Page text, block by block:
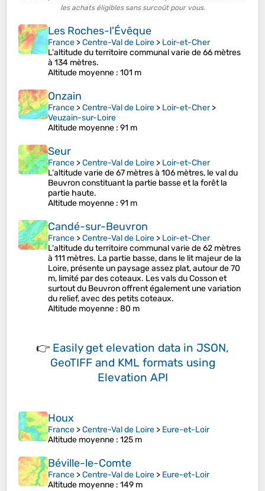
les achats éligibles sans surcoût pour vous.
Les Roches-l'Évêque
France >Centre-Val de Loire > Loir-et-Cher
L'altitude du territoire communal varie de 66 mètres
à 134 mètres.
Altitude moyenne : 101 m
Onzain
France >Centre-Val de Loire > Loir-et-Cher>
Veuzain-sur-Loire
Altitude moyenne : 91 m
Seur
France >Centre-Val de Loire > Loir-et-Cher
L'altitude varie de 67 mètres à 106 mètres, le val du
Beuvron constituant la partie basse et la forêt la
partie haute.
Altitude moyenne : 91 m
Candé-sur-Beuvron
France >Centre-Val de Loire > Loir-et-Cher
L'altitude du territoire communal varie de 62 mètres
à 111 mètres. La partie basse, dans le lit majeur de la
Loire, présente un paysage assez plat, autour de 70
m, limité par des coteaux. Les vals du Cosson et
surtout du Beuvron offrent également une variation
du relief, avec des petits coteaux.
Altitude moyenne : 80 m
👉 Easily get elevation data in JSON,
GeoTIFF and KML formats using
Elevation API
Houx
France >Centre-Val de Loire > Eure-et-Loir
Altitude moyenne : 125 m
Béville-le-Comte
France >Centre-Val de Loire > Eure-et-Loir
Altitude moyenne : 149 m